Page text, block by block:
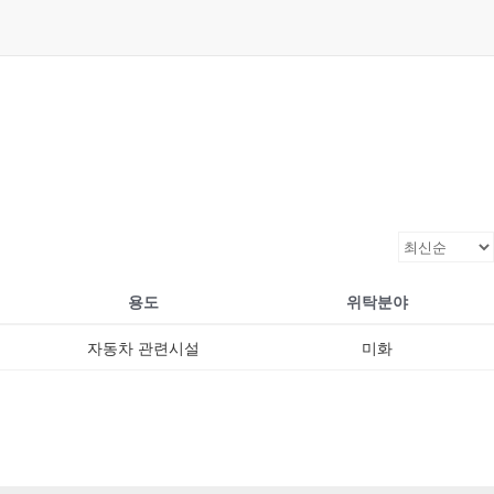
용도 위탁분야
자동차 관련시설 미화